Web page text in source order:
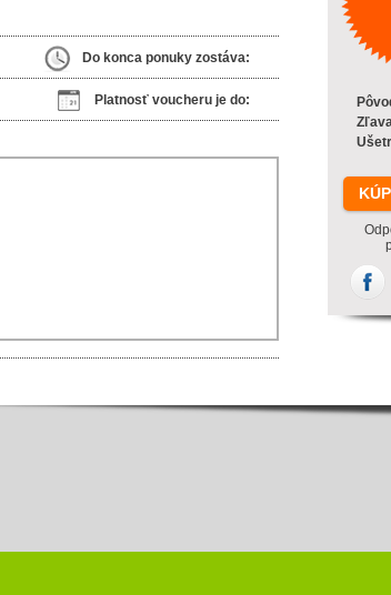
Do konca ponuky zostáva:
Platnosť voucheru je do: